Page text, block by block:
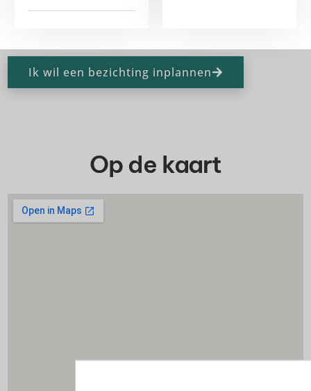
Ik wil een bezichting inplannen
Op de kaart